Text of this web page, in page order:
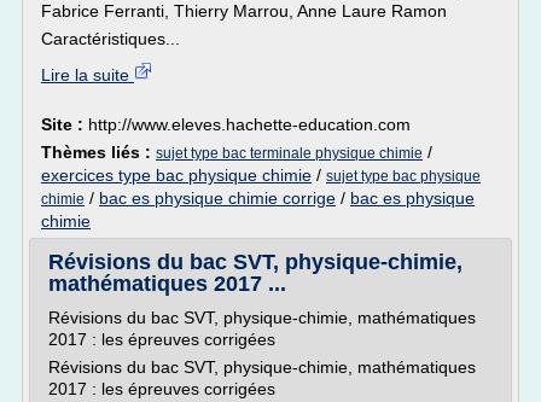
Fabrice Ferranti, Thierry Marrou, Anne Laure Ramon
Caractéristiques...
Lire la suite
Site : http://www.eleves.hachette-education.com
Thèmes liés : sujet type bac terminale physique chimie /
exercices type bac physique chimie / sujet type bac physique
chimie / bac es physique chimie corrige / bac es physique
chimie
Révisions du bac SVT, physique-chimie,
mathématiques 2017 ...
Révisions du bac SVT, physique-chimie, mathématiques
2017 : les épreuves corrigées
Révisions du bac SVT, physique-chimie, mathématiques
2017 : les épreuves corrigées